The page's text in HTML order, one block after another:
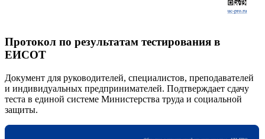
Протокол по результатам тестирования в
ЕИСОТ
Документ для руководителей, специалистов, преподавателей
и индивидуальных предпринимателей. Подтверждает сдачу
теста в единой системе Министерства труда и социальной
защиты.